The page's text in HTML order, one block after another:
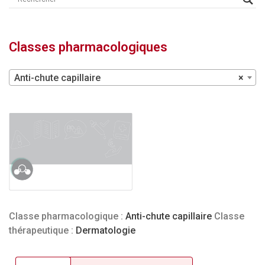
Classe pharmacologique : Anti-chute capillaire Classe
thérapeutique : Dermatologie
Classes pharmacologiques
×
Anti-chute capillaire